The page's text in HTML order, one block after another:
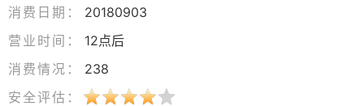
消费日期：
20180903
营业时间：
12点后
消费情况：
238
安全评估：